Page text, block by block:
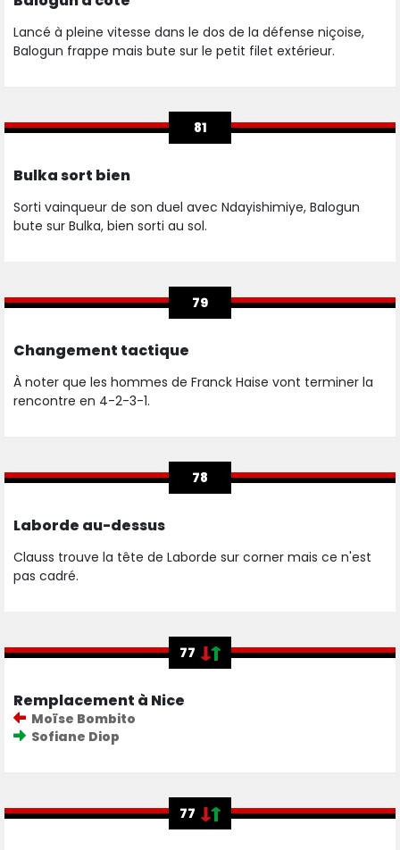
Lancé à pleine vitesse dans le dos de la défense niçoise,
Balogun frappe mais bute sur le petit filet extérieur.
81
Bulka sort bien
Sorti vainqueur de son duel avec Ndayishimiye, Balogun
bute sur Bulka, bien sorti au sol.
79
Changement tactique
À noter que les hommes de Franck Haise vont terminer la
rencontre en 4-2-3-1.
78
Laborde au-dessus
Clauss trouve la tête de Laborde sur corner mais ce n'est
pas cadré.
77
Remplacement à Nice
Moïse Bombito
Sofiane Diop
77